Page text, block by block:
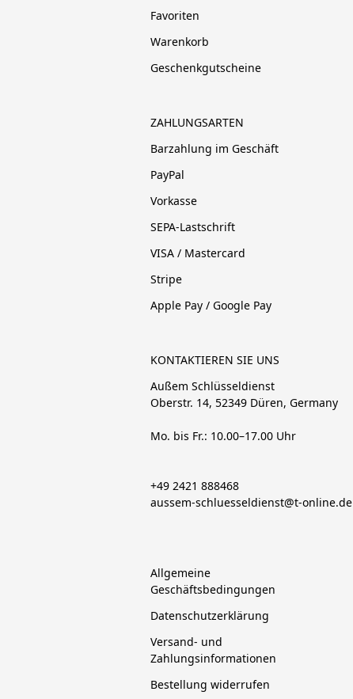
Favoriten
Warenkorb
Geschenkgutscheine
ZAHLUNGSARTEN
Barzahlung im Geschäft
PayPal
Vorkasse
SEPA-Lastschrift
VISA / Mastercard
Stripe
Apple Pay / Google Pay
KONTAKTIEREN SIE UNS
Außem Schlüsseldienst
Oberstr. 14, 52349 Düren, Germany
Mo. bis Fr.: 10.00–17.00 Uhr
+49 2421 888468
aussem-schluesseldienst@t-online.de
Allgemeine
Geschäftsbedingungen
Datenschutzerklärung
Versand- und
Zahlungsinformationen
Bestellung widerrufen